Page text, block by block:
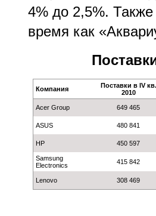
4% до 2,5%.
время как
Компания
Поставки в IV кв.
2010
Acer Group 649 465
ASUS 480 841
HP 450 597
Samsung
Electronics
415 842
Lenovo 308 469